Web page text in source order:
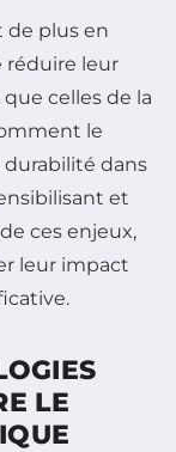
de plus en
réduire leur
celles de la
le
durabilité dans
et
ces enjeux,
leur impact
LE